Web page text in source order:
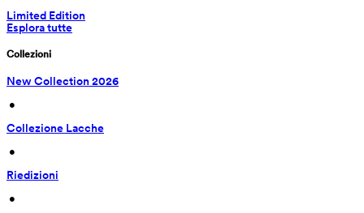
Limited Edition
Esplora tutte
Collezioni
New Collection 2026
•
Collezione Lacche
•
Riedizioni
•